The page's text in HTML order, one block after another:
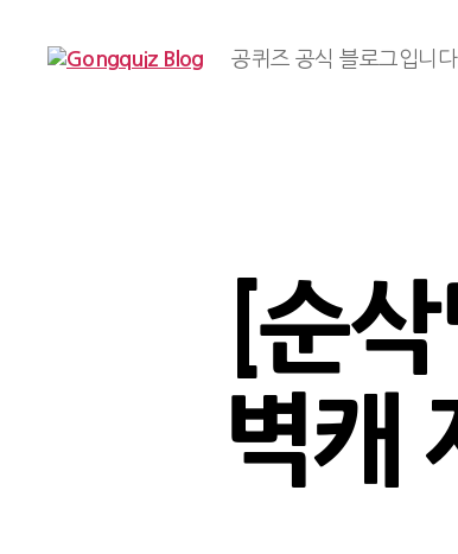
공퀴즈 공식 블로그입니다.
[순
벽캐